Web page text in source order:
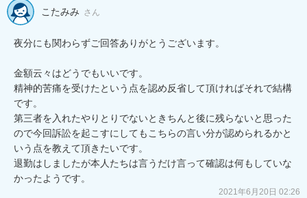
こたみみ さん
夜分にも関わらずご回答ありがとうございます。
金額云々はどうでもいいです。
精神的苦痛を受けたという点を認め反省して頂ければそれで結構
です。
第三者を入れたやりとりでないときちんと後に残らないと思った
ので今回訴訟を起こすにしてもこちらの言い分が認められるかと
いう点を教えて頂きたいです。
退勤はしましたが本人たちは言うだけ言って確認は何もしていな
かったようです。
2021年6月20日 02:26